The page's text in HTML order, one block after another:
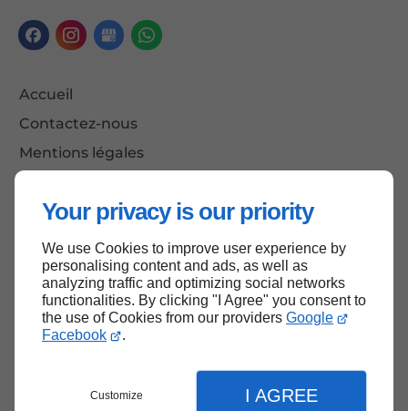
Your privacy is our priority
We use Cookies to improve user experience by
personalising content and ads, as well as
analyzing traffic and optimizing social networks
functionalities. By clicking "I Agree" you consent to
the use of Cookies from our providers Google
Facebook
.
Customize I AGREE
Accueil
Contactez-nous
Mentions légales
Haut de page